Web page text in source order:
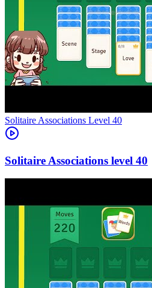
Level 40
40